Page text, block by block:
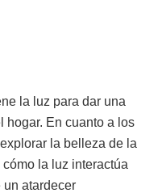
la luz para dar una
hogar. En cuanto a los
la belleza de la
la luz interactúa
atardecer